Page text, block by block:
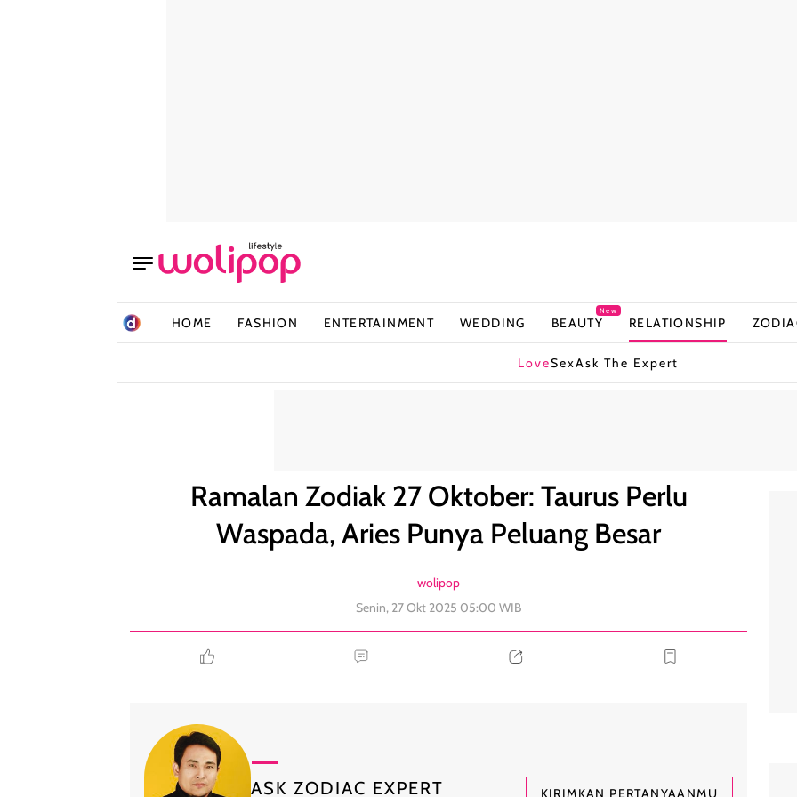
HOME FASHION ENTERTAINMENT WEDDING BEAUTY
New
RELATIONSHIP
LoveSexAsk The Expert
Ramalan Zodiak 27 Oktober: Taurus Perlu
Waspada, Aries Punya Peluang Besar
wolipop
Senin, 27 Okt 2025 05:00 WIB
ASK ZODIAC EXPERT KIRIMKAN PERTANYAANMU